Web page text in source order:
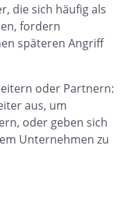
die sich häufig als
fordern
späteren Angriff
oder Partnern:
aus, um
oder geben sich
Unternehmen zu